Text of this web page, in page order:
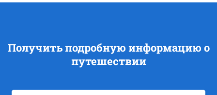
Получить подробную информацию о
путешествии